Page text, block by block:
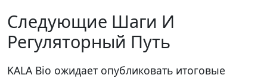
Следующие Шаги И
Регуляторный Путь
KALA Bio ожидает опубликовать итоговые